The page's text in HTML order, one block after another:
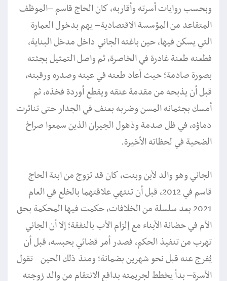
وبحسب روايات أسرته وأقاربه، كان الحاج قاسم –الموظف
المتقاعد من المؤسسة الاقتصادية– يهم بدخول العمارة
التي يسكن فيها، حين باغته الجاني داخل مدخل البناية،
فطعنه طعنة غادرة في الخاصرة، ثم واصل التمثيل بجثته
بصورة صادمة؛ حيث أعاد طعنه في عينه وصدره ورقبته،
قبل أن يذبحه من مقدمة عنقه ويقطع أوردة فخذه، ثم
أمسك بجثمانه المسن وضربه بعنف في الجدار حتى تناثرت
دماؤه، في ظل صدمة وذهول الجيران الذين سمعوا صراخ
الضحية في لحظاته الأخيرة.
الجاني وهو والد لأبن وبنت، كان قد تزوج من ابنة الحاج
قاسم في 2012، قبل أن تنتهي علاقتهما بالخلع في العام
2021 بعد سلسلة من الخلافات، حكمت فيها المحكمة بحق
الأم في حضانة الأبناء مع إلزام الأب بالنفقة؛ إلا أن الجاني
تهرب من تنفيذ الحكم، فصدر أمر قضائي بحبسه، قبل أن
يُفرج عنه قبل نحو شهرين بضمانة؛ ومنذ ذلك الحين –تقول
الأسرة– بدأ يخطط لجريمته بدافع الانتقام من والد زوجته